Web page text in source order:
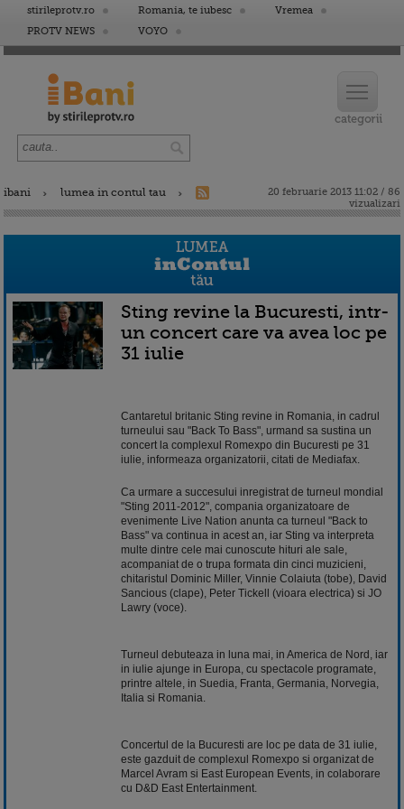
stirileprotv.ro Romania, te iubesc
Vremea
PROTV NEWS
VOYO
ibani lumea in contul tau
20 februarie 2013 11:02 / 86
vizualizari
Sting revine la Bucuresti, intr-
un concert care va avea loc pe
31 iulie
Cantaretul britanic Sting revine in Romania, in cadrul
turneului sau "Back To Bass", urmand sa sustina un
concert la complexul Romexpo din Bucuresti pe 31
iulie, informeaza organizatorii, citati de Mediafax.
Ca urmare a succesului inregistrat de turneul mondial
"Sting 2011-2012", compania organizatoare de
evenimente Live Nation anunta ca turneul "Back to
Bass" va continua in acest an, iar Sting va interpreta
multe dintre cele mai cunoscute hituri ale sale,
acompaniat de o trupa formata din cinci muzicieni,
chitaristul Dominic Miller, Vinnie Colaiuta (tobe), David
Sancious (clape), Peter Tickell (vioara electrica) si JO
Lawry (voce).
Turneul debuteaza in luna mai, in America de Nord, iar
in iulie ajunge in Europa, cu spectacole programate,
printre altele, in Suedia, Franta, Germania, Norvegia,
Italia si Romania.
Concertul de la Bucuresti are loc pe data de 31 iulie,
este gazduit de complexul Romexpo si organizat de
Marcel Avram si East European Events, in colaborare
cu D&D East Entertainment.